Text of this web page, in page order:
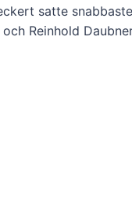
satte
Reinhold